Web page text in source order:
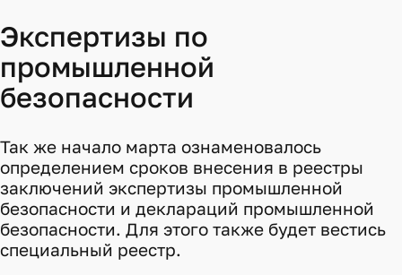
Экспертизы по
промышленной
безопасности
Так же начало марта ознаменовалось
определением сроков внесения в реестры
заключений экспертизы промышленной
безопасности и деклараций промышленной
безопасности. Для этого также будет вестись
специальный реестр.